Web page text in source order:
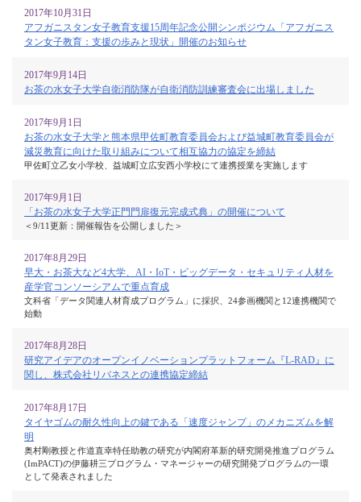
2017年10月31日
アフガニスタン女子教育支援15周年記念公開シンポジウム「アフガニス
タン女子教育：支援の歩みと現状」開催のお知らせ
2017年9月14日
お茶の水女子大学自衛消防隊が自衛消防訓練審査会に出場しました
2017年9月1日
お茶の水女子大学と熊本県甲佐町教育委員会および益城町教育委員会が
減災教育に向けた取り組みについて相互協力の協定を締結
甲佐町立乙女小学校、益城町立広安西小学校にて連携授業を実施します
2017年9月1日
「お茶の水女子大学正門門扉復元完成式典」の開催について
＜9/11更新：開催報告を公開しました＞
2017年8月29日
早大・お茶大など4大学、AI・IoT・ビッグデータ・セキュリティ人材を
産学官コンソーシアムで重点育成
文科省「データ関連人材育成プログラム」に採択、24参画機関と12連携機関で
始動
2017年8月28日
研究アイデアのオープンイノベーションプラットフォーム『L-RAD』に
関し、株式会社リバネスとの連携協定締結
2017年8月17日
タイヤゴムの耐久性向上の鍵である「速度ジャンプ」のメカニズムを解
明
奥村剛教授と作道直幸特任助教の研究が内閣府革新的研究開発推進プログラム
(ImPACT)の伊藤耕三プログラム・マネージャーの研究開発プログラムの一環
として発表されました